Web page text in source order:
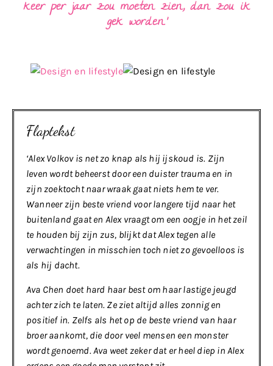
keer per jaar zou moeten zien, dan zou ik
gek worden.’
Flaptekst
‘Alex Volkov is net zo knap als hij ijskoud is. Zijn
leven wordt beheerst door een duister trauma en in
zijn zoektocht naar wraak gaat niets hem te ver.
Wanneer zijn beste vriend voor langere tijd naar het
buitenland gaat en Alex vraagt om een oogje in het zeil
te houden bij zijn zus, blijkt dat Alex tegen alle
verwachtingen in misschien toch niet zo gevoelloos is
als hij dacht.
Ava Chen doet hard haar best om haar lastige jeugd
achter zich te laten. Ze ziet altijd alles zonnig en
positief in. Zelfs als het op de beste vriend van haar
broer aankomt, die door veel mensen een monster
wordt genoemd. Ava weet zeker dat er heel diep in Alex